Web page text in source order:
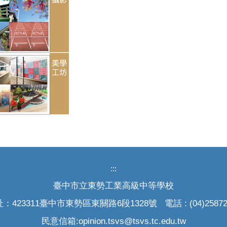
:::
臺中市立東勢工業高級中等學校
：423311臺中市東勢區東關路6段1328號 電話 :
民意信箱:opinion.tsvs@tsvs.tc.edu.tw